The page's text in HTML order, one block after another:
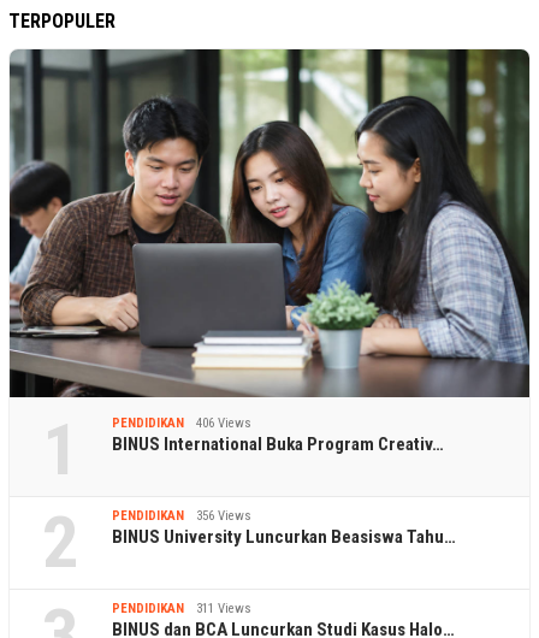
TERPOPULER
1 PENDIDIKAN 406 Views
BINUS International Buka Program Creativ…
2 PENDIDIKAN 356 Views
BINUS University Luncurkan Beasiswa Tahu…
PENDIDIKAN 311 Views
BINUS dan BCA Luncurkan Studi Kasus Halo…